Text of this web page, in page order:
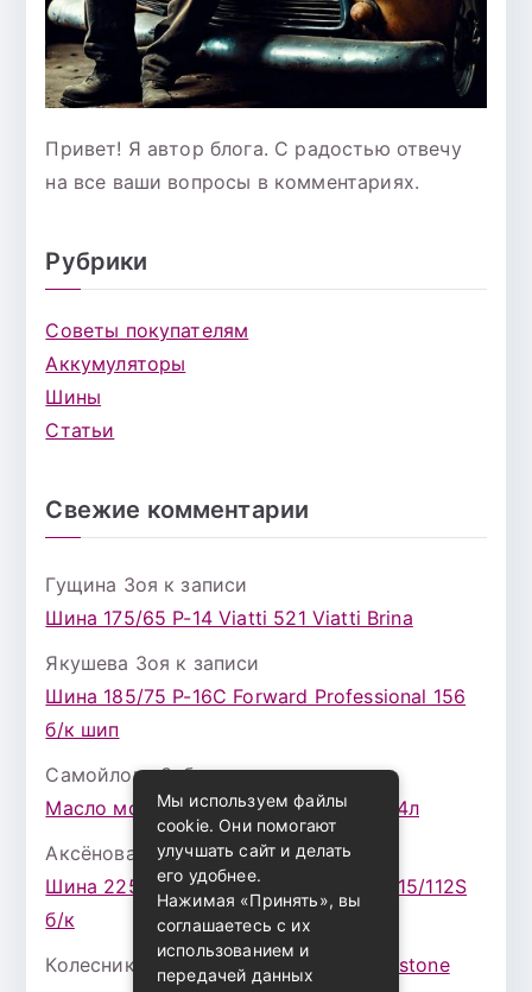
Привет! Я автор блога. С радостью отвечу
на все ваши вопросы в комментариях.
Рубрики
Советы покупателям
Аккумуляторы
Шины
Статьи
Свежие комментарии
Гущина Зоя к записи
Шина 175/65 Р-14 Viatti 521 Viatti Brina
Якушева Зоя к записи
Шина 185/75 Р-16С Forward Professional 156
б/к шип
Самойлова Забавак записи
Масло моторное ZIC X7 (A+) 10W30 4л
Аксёнова Адельк записи
Шина 225/75 Р-16 Nokian Rotiva HT 115/112S
б/к
Колесникова Аурикак записи Bridgestone
Мы используем файлы
cookie. Они помогают
улучшать сайт и делать
его удобнее.
Нажимая «Принять», вы
соглашаетесь с их
использованием и
передачей данных